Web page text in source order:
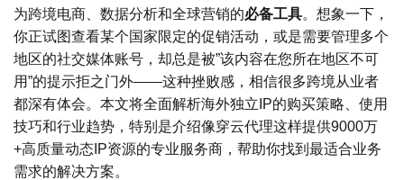
为跨境电商、数据分析和全球营销的必备工具。想象一下，
你正试图查看某个国家限定的促销活动，或是需要管理多个
地区的社交媒体账号，却总是被”该内容在您所在地区不可
用”的提示拒之门外——这种挫败感，相信很多跨境从业者
都深有体会。本文将全面解析海外独立IP的购买策略、使用
技巧和行业趋势，特别是介绍像穿云代理这样提供9000万
+高质量动态IP资源的专业服务商，帮助你找到最适合业务
需求的解决方案。